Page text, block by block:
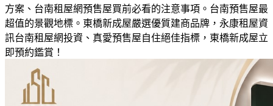
方案、台南租屋網預售屋買前必看的注意事項。台南預售屋最
超值的景觀地標。東橋新成屋嚴選優質建商品牌，永康租屋資
訊台南租屋網投資、真愛預售屋自住絕佳指標，東橋新成屋立
即預約鑑賞！